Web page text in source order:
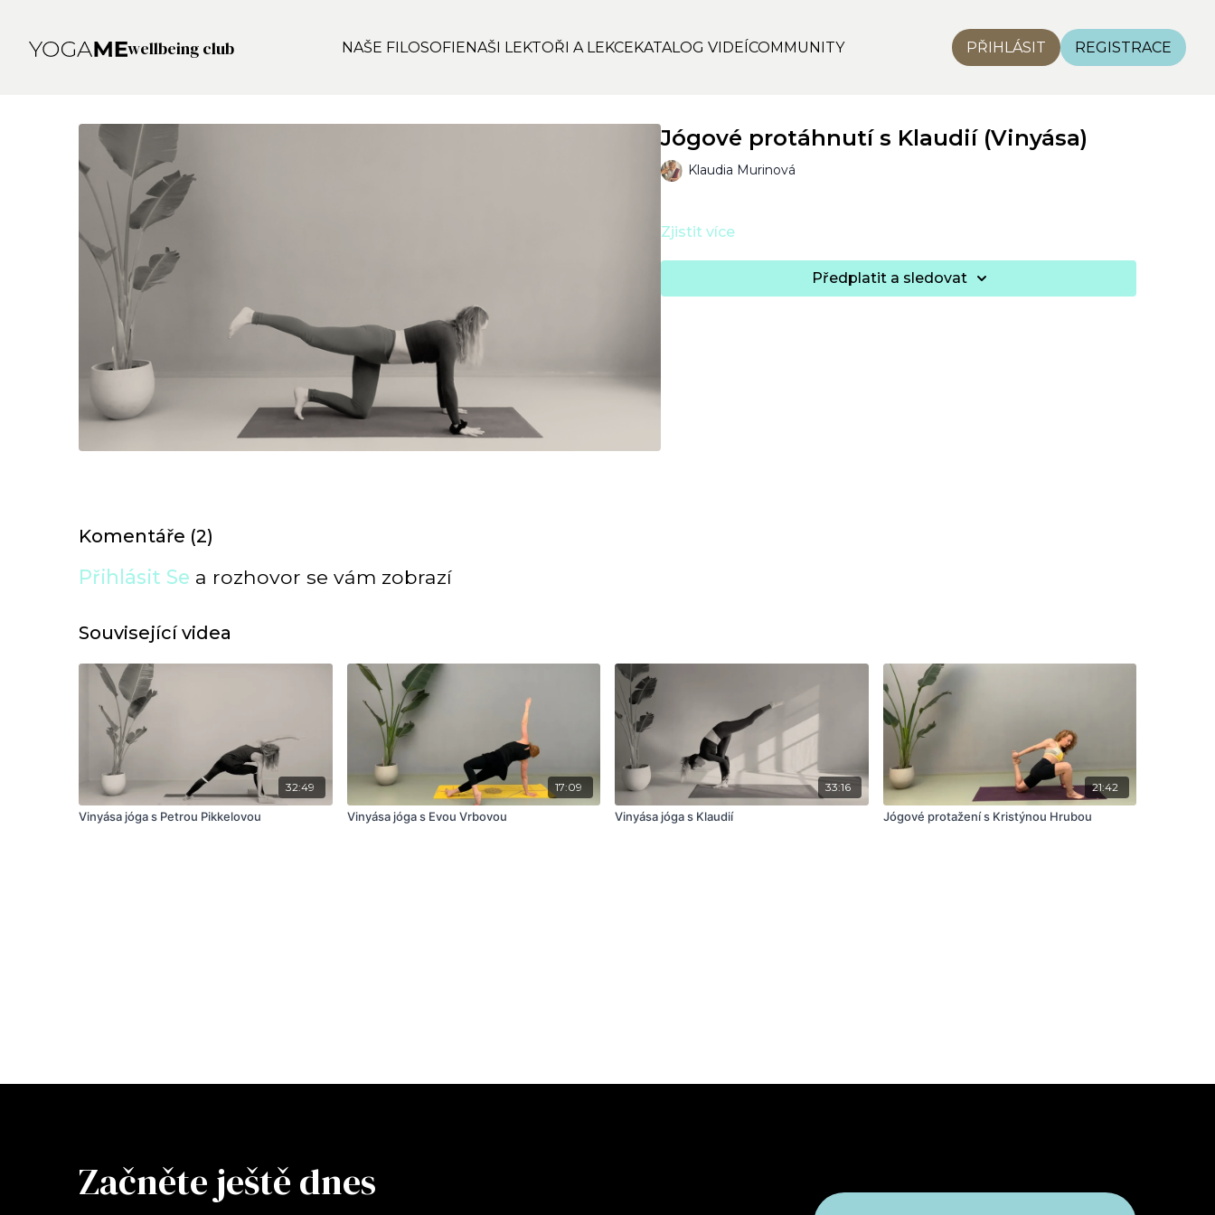
wellbeing club NAŠE FILOSOFIENAŠI LEKTOŘI A LEKCEKATALOG VIDEÍCOMMUNITY PŘIHLÁSIT REGISTRACE
Jógové protáhnutí s Klaudií (Vinyása)
Klaudia Murinová
Zjistit více
Předplatit a sledovat
Komentáře (2)
Přihlásit Se a rozhovor se vám zobrazí
Související videa
32:49
Vinyása jóga s Petrou Pikkelovou
17:09
Vinyása jóga s Evou Vrbovou
33:16
Vinyása jóga s Klaudií
21:42
Jógové protažení s Kristýnou Hrubou
Začněte ještě dnes